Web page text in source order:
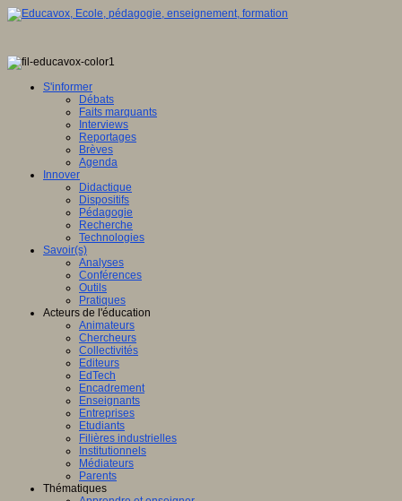
S'informer
Débats
Faits marquants
Interviews
Reportages
Brèves
Agenda
Innover
Didactique
Dispositifs
Pédagogie
Recherche
Technologies
Savoir(s)
Analyses
Conférences
Outils
Pratiques
Acteurs de l'éducation
Animateurs
Chercheurs
Collectivités
Editeurs
EdTech
Encadrement
Enseignants
Entreprises
Etudiants
Filières industrielles
Institutionnels
Médiateurs
Parents
Thématiques